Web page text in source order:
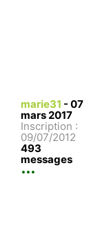
marie31 - 07
mars 2017
Inscription :
09/07/2012
493
messages